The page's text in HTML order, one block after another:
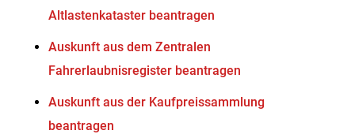
Altlastenkataster beantragen
Auskunft aus dem Zentralen
Fahrerlaubnisregister beantragen
Auskunft aus der Kaufpreissammlung
beantragen